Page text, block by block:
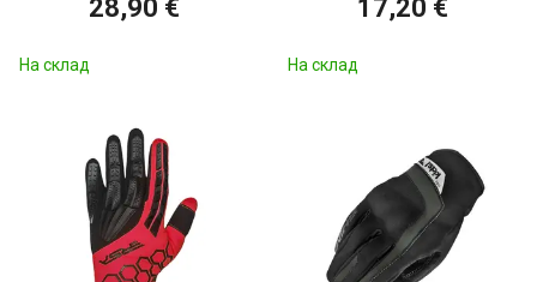
28,90 €
На склад
17,20 €
На склад